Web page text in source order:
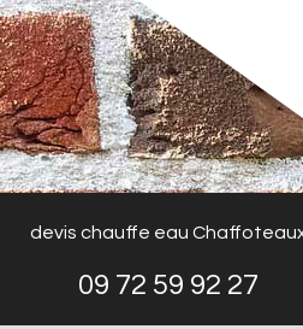
devis chauffe eau
09 72 59 92 27